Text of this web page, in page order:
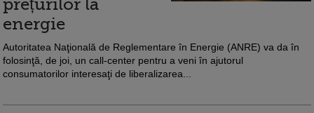
energie
Autoritatea Naţională de Reglementare în Energie (ANRE) va da în
folosinţă, de joi, un call-center pentru a veni în ajutorul
consumatorilor interesaţi de liberalizarea...